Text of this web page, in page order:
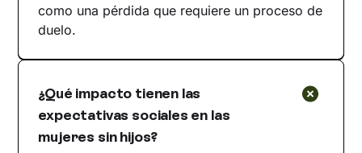
como una pérdida que requiere un proceso de
duelo.
¿Qué impacto tienen las
expectativas sociales en las
mujeres sin hijos?